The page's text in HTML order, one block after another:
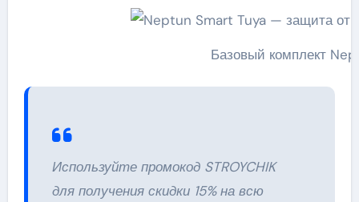
Базовый комплект
Используйте промокод STROYCHIK
для получения скидки 15% на всю